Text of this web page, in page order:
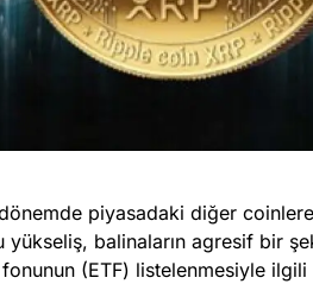
dönemde piyasadaki diğer
balinaların agresif bir
fonunun (ETF) listelenmesiyle